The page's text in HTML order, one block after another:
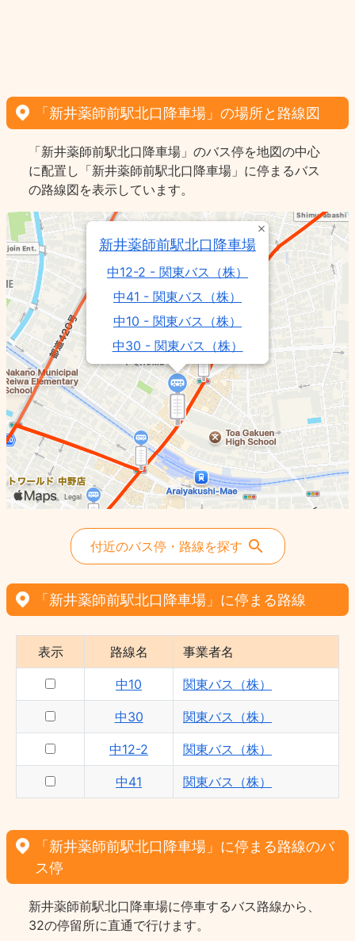
「新井薬師前駅北口降車場」の場所と路線図
「新井薬師前駅北口降車場」のバス停を地図の中心
に配置し「新井薬師前駅北口降車場」に停まるバス
の路線図を表示しています。
新井薬師前駅北口降車場
中12-2 - 関東バス（株）
中41 - 関東バス（株）
中10 - 関東バス（株）
中30 - 関東バス（株）
付近のバス停・路線を探す
「新井薬師前駅北口降車場」に停まる路線
表示 路線名 事業者名
中10 関東バス（株）
中30 関東バス（株）
中12-2 関東バス（株）
中41 関東バス（株）
「新井薬師前駅北口降車場」に停まる路線のバ
ス停
新井薬師前駅北口降車場に停車するバス路線から、
32の停留所に直通で行けます。